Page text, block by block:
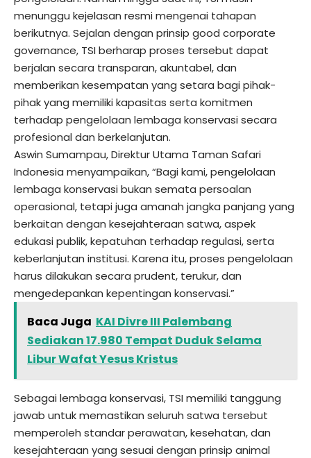
menunggu kejelasan resmi mengenai tahapan
berikutnya. Sejalan dengan prinsip good corporate
governance, TSI berharap proses tersebut dapat
berjalan secara transparan, akuntabel, dan
memberikan kesempatan yang setara bagi pihak-
pihak yang memiliki kapasitas serta komitmen
terhadap pengelolaan lembaga konservasi secara
profesional dan berkelanjutan.
Aswin Sumampau, Direktur Utama Taman Safari
Indonesia menyampaikan, “Bagi kami, pengelolaan
lembaga konservasi bukan semata persoalan
operasional, tetapi juga amanah jangka panjang yang
berkaitan dengan kesejahteraan satwa, aspek
edukasi publik, kepatuhan terhadap regulasi, serta
keberlanjutan institusi. Karena itu, proses pengelolaan
harus dilakukan secara prudent, terukur, dan
mengedepankan kepentingan konservasi.”
Baca Juga KAI Divre III Palembang
Sediakan 17.980 Tempat Duduk Selama
Libur Wafat Yesus Kristus
Sebagai lembaga konservasi, TSI memiliki tanggung
jawab untuk memastikan seluruh satwa tersebut
memperoleh standar perawatan, kesehatan, dan
kesejahteraan yang sesuai dengan prinsip animal